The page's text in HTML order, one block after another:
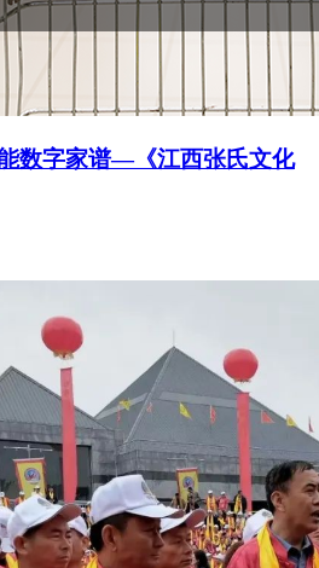
数字家谱—《江西张氏文化